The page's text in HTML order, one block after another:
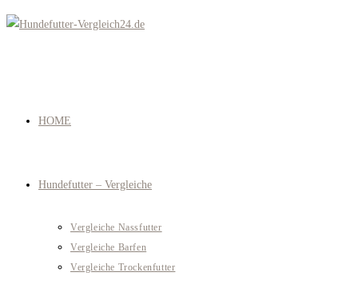
Zum
HOME
Hundefutter – Vergleiche
Vergleiche Nassfutter
Vergleiche Barfen
Vergleiche Trockenfutter